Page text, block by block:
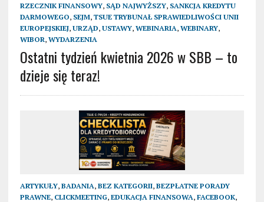
RZECZNIK FINANSOWY, SĄD NAJWYŻSZY, SANKCJA KREDYTU
DARMOWEGO, SEJM, TSUE TRYBUNAŁ SPRAWIEDLIWOŚCI UNII
EUROPEJSKIEJ, URZĄD, USTAWY, WEBINARIA, WEBINARY,
WIBOR, WYDARZENIA
Ostatni tydzień kwietnia 2026 w SBB – to
dzieje się teraz!
ARTYKUŁY, BADANIA, BEZ KATEGORII, BEZPŁATNE PORADY
PRAWNE, CLICKMEETING, EDUKACJA FINANSOWA, FACEBOOK,